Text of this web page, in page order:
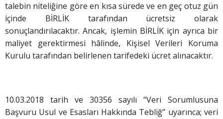
talebin niteliğine göre en kısa sürede ve en geç otuz gün
içinde BİRLİK tarafından ücretsiz olarak
sonuçlandırılacaktır. Ancak, işlemin BİRLİK için ayrıca bir
maliyet gerektirmesi hâlinde, Kişisel Verileri Koruma
Kurulu tarafından belirlenen tarifedeki ücret alınacaktır.
10.03.2018 tarih ve 30356 sayılı “Veri Sorumlusuna
Başvuru Usul ve Esasları Hakkında Tebliğ” uyarınca; veri